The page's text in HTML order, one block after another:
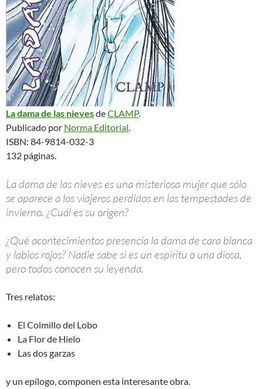
La dama de las nievesdeCLAMP.
Publicado por Norma Editorial.
ISBN: 84-9814-032-3
132 páginas.
La dama de las nieves es una misteriosa mujer que sólo
se aparece a los viajeros perdidos en las tempestades de
invierno. ¿Cuál es su origen?
¿Qué acontecimientos presencia la dama de cara blanca
y labios rojos? Nadie sabe si es un espíritu o una diosa,
pero todos conocen su leyenda.
Tres relatos:
El Colmillo del Lobo
La Flor de Hielo
Las dos garzas
y un epílogo, componen esta interesante obra.